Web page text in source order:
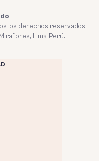
los derechos reservados.
Lima-Perú.